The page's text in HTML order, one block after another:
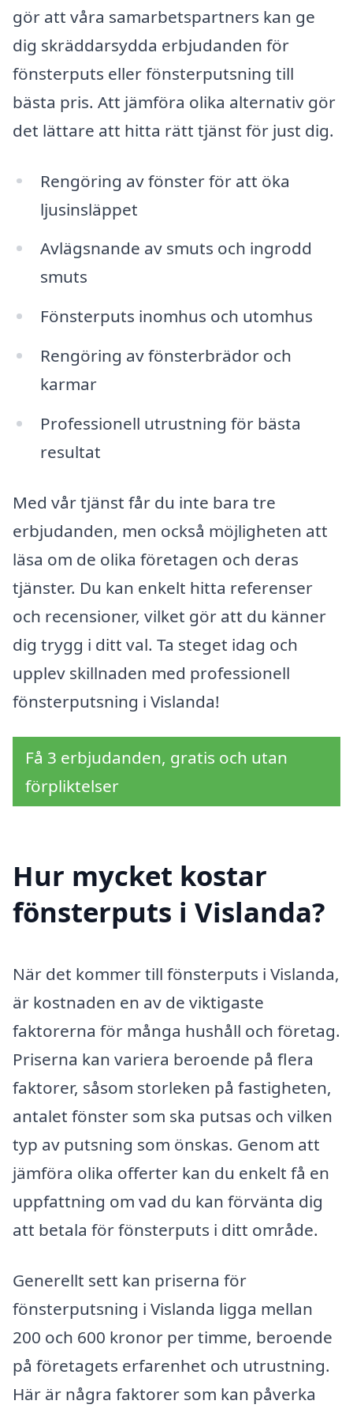
gör att våra samarbetspartners kan ge
dig skräddarsydda erbjudanden för
fönsterputs eller fönsterputsning till
bästa pris. Att jämföra olika alternativ gör
det lättare att hitta rätt tjänst för just dig.
Rengöring av fönster för att öka
ljusinsläppet
Avlägsnande av smuts och ingrodd
smuts
Fönsterputs inomhus och utomhus
Rengöring av fönsterbrädor och
karmar
Professionell utrustning för bästa
resultat
Med vår tjänst får du inte bara tre
erbjudanden, men också möjligheten att
läsa om de olika företagen och deras
tjänster. Du kan enkelt hitta referenser
och recensioner, vilket gör att du känner
dig trygg i ditt val. Ta steget idag och
upplev skillnaden med professionell
fönsterputsning i Vislanda!
Få 3 erbjudanden, gratis och utan
förpliktelser
Hur mycket kostar
fönsterputs i Vislanda?
När det kommer till fönsterputs i Vislanda,
är kostnaden en av de viktigaste
faktorerna för många hushåll och företag.
Priserna kan variera beroende på flera
faktorer, såsom storleken på fastigheten,
antalet fönster som ska putsas och vilken
typ av putsning som önskas. Genom att
jämföra olika offerter kan du enkelt få en
uppfattning om vad du kan förvänta dig
att betala för fönsterputs i ditt område.
Generellt sett kan priserna för
fönsterputsning i Vislanda ligga mellan
200 och 600 kronor per timme, beroende
på företagets erfarenhet och utrustning.
Här är några faktorer som kan påverka